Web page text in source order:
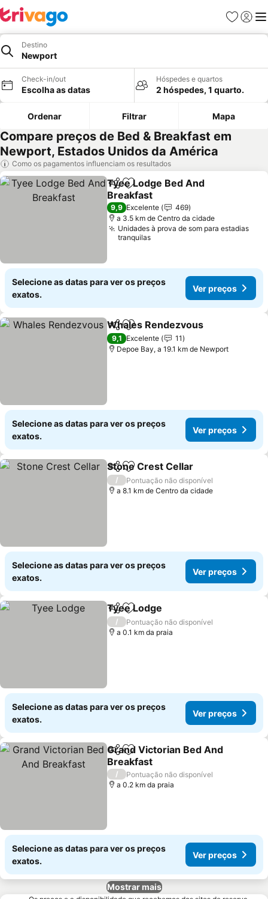
Favoritos
Iniciar
Destino
Newport
Check-in/out
Escolha as datas
Hóspedes e quartos
2 hóspedes, 1 quarto.
Ordenar Filtrar Mapa
Compare preços de Bed & Breakfast em
Newport, Estados Unidos da América
Como os pagamentos influenciam os resultados
PartilharAdicionar aos favoritos
Tyee Lodge Bed And
Breakfast
Ver preços
9,9 Excelente
469
a 3.5 km de Centro da cidade
Unidades à prova de som para estadias
tranquilas
Selecione as datas para ver os preços
exatos.
Ver preços
PartilharAdicionar aos favoritos
Whales Rendezvous
9,1 Excelente
11
Depoe Bay, a 19.1 km de Newport
Selecione as datas para ver os preços
exatos.
Ver preços
PartilharAdicionar aos favoritos
Stone Crest Cellar
/
Pontuação não disponível
a 8.1 km de Centro da cidade
Selecione as datas para ver os preços
exatos.
Ver preços
PartilharAdicionar aos favoritos
Tyee Lodge
/
Pontuação não disponível
a 0.1 km da praia
Selecione as datas para ver os preços
exatos.
Ver preços
PartilharAdicionar aos favoritos
Grand Victorian Bed And
Breakfast
Ver preços
/
Pontuação não disponível
a 0.2 km da praia
Selecione as datas para ver os preços
exatos.
Ver preços
Mostrar mais